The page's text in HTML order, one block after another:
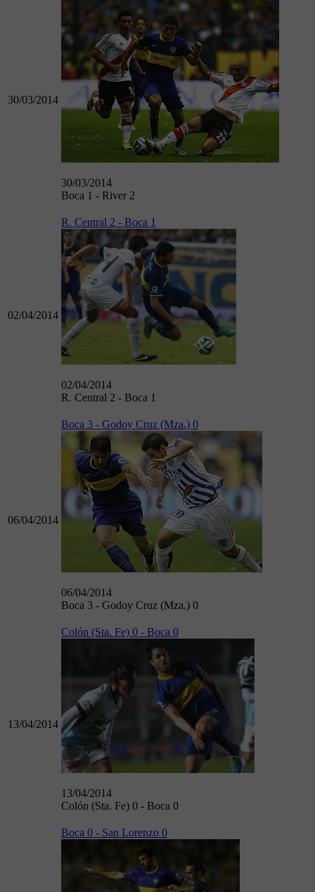
30/03/2014
30/03/2014
Boca 1 - River 2
02/04/2014
R. Central 2 - Boca 1
02/04/2014
R. Central 2 - Boca 1
06/04/2014
Boca 3 - Godoy Cruz (Mza.) 0
06/04/2014
Boca 3 - Godoy Cruz (Mza.) 0
13/04/2014
Colón (Sta. Fe) 0 - Boca 0
13/04/2014
Colón (Sta. Fe) 0 - Boca 0
Boca 0 - San Lorenzo 0